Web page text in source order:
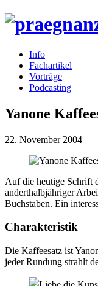
Info
Fachartikel
Vorträge
Podcasting
Yanone
22. November 2004
Auf die heutige Schrift
anderthalbjähriger
Buchstaben. Ein
Charakteristik
Die Kaffeesatz ist
jeder Rundung strahlt